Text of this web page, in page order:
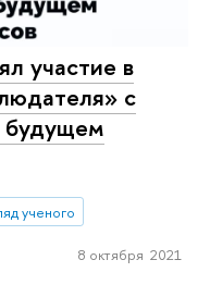
участие в
с
ученого
8 октября 2021